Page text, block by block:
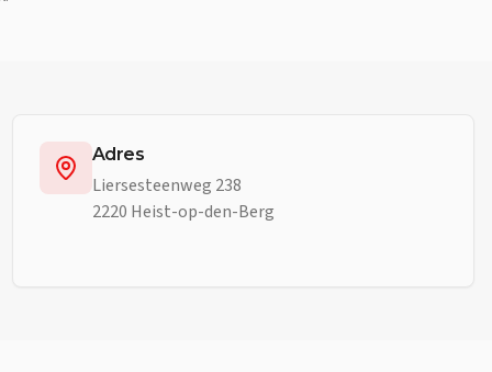
Adres
Liersesteenweg 238
2220 Heist-op-den-Berg